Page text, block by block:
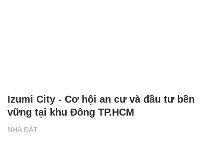
NHÀ ĐẤT
Izumi City - Cơ hội an cư và đầu tư bền
vững tại khu Đông TP.HCM